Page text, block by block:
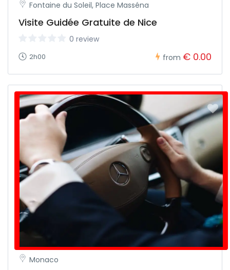
Monaco
Fontaine du Soleil, Place Masséna
Visite Guidée Gratuite de Nice
0 review
2h00 from € 0.00